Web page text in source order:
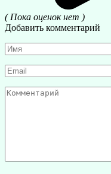
( Пока оценок нет )
Добавить комментарий
Имя
*
Email
*
Комментарий